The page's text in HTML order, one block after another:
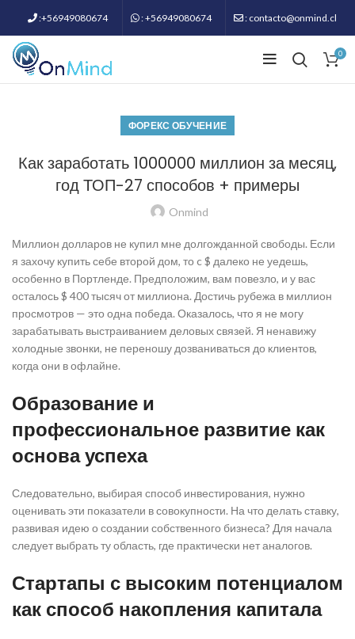
:+56949080674 : +56949080674 : contacto@onmind.cl
0
ФОРЕКС ОБУЧЕНИЕ
Как заработать 1000000 миллион за месяц,
год ТОП-27 способов + примеры
Onmind
Миллион долларов не купил мне долгожданной свободы. Если
я захочу купить себе второй дом, то c $ далеко не уедешь,
особенно в Портленде. Предположим, вам повезло, и у вас
осталось $ 400 тысяч от миллиона. Достичь рубежа в миллион
просмотров — это одна победа. Оказалось, что я не могу
зарабатывать выстраиванием деловых связей. Я ненавижу
холодные звонки, не переношу дозваниваться до клиентов,
когда они в офлайне.
Образование и
профессиональное развитие как
основа успеха
Следовательно, выбирая способ инвестирования, нужно
оценивать эти показатели в совокупности. На что делать ставку,
развивая идею о создании собственного бизнеса? Для начала
следует выбрать ту область, где практически нет аналогов.
Стартапы с высоким потенциалом
как способ накопления капитала